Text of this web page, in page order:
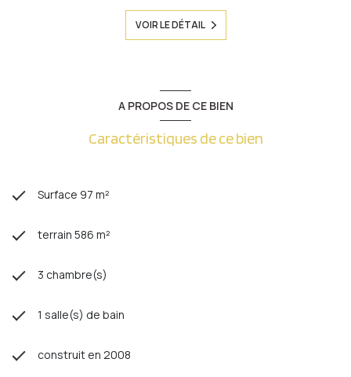
VOIR LE DÉTAIL
A PROPOS DE CE BIEN
Caractéristiques de ce bien
Surface 97 m²
terrain 586 m²
3 chambre(s)
1 salle(s) de bain
construit en 2008